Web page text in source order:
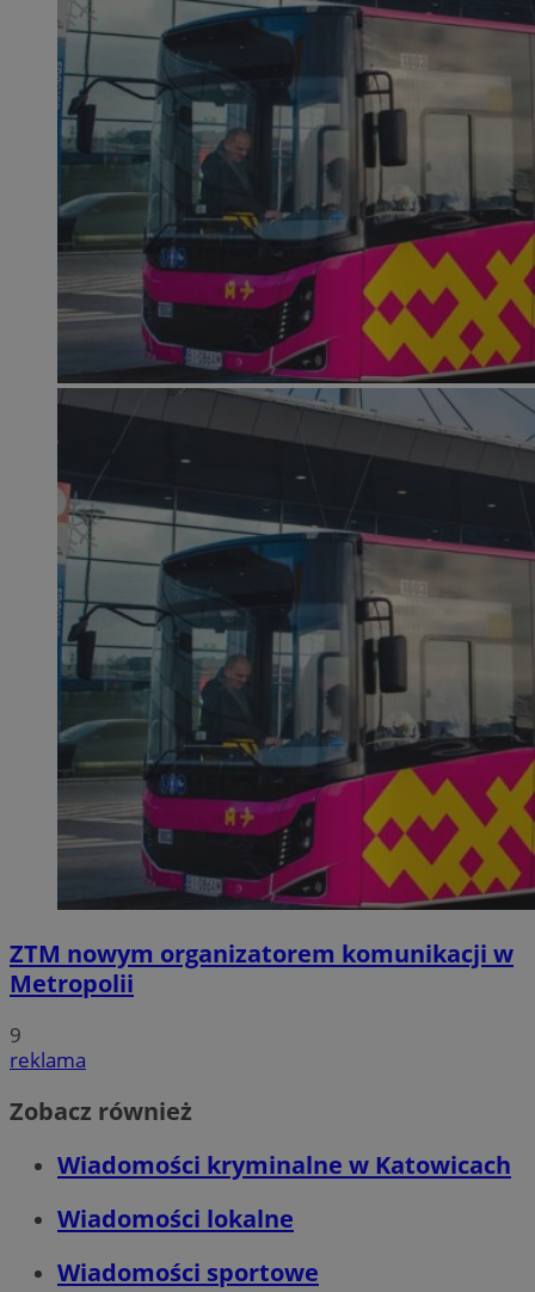
ZTM nowym organizatorem komunikacji w
Metropolii
9
reklama
Zobacz również
Wiadomości kryminalne w Katowicach
Wiadomości lokalne
Wiadomości sportowe